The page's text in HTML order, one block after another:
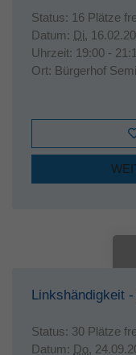
Status: 16 Plätze
Datum: Di.
Uhrzeit: 19:00 -
Ort: Bürgerhof
Linkshändigkeit
Status: 30 Plätze
Datum: Do.